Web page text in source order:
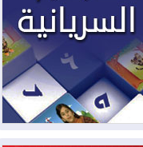
حرائق فرنسا.. توقيف 402
بينهم 156 قاصرا منذ بداية موسم
النفط في إقليم
من 10%